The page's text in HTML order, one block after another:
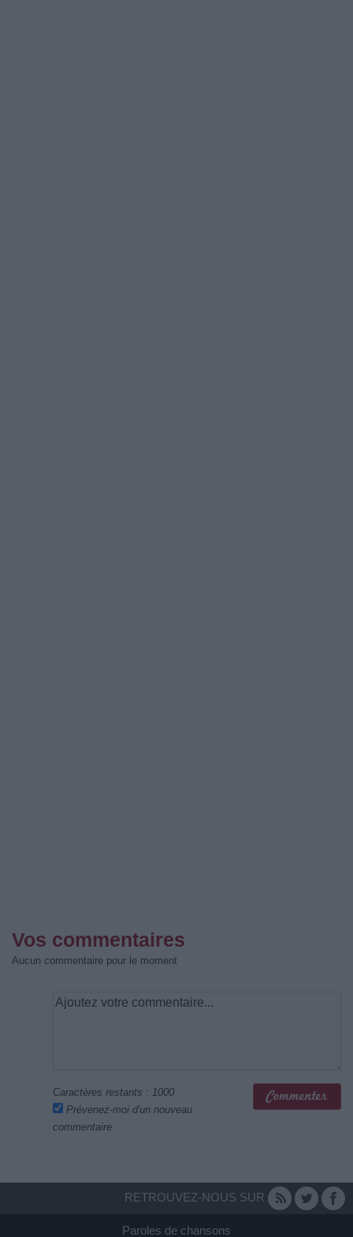
Vos commentaires
Aucun commentaire pour le moment
Caractères restants : 1000
Prévenez-moi d'un nouveau
commentaire
RETROUVEZ-NOUS SUR
Paroles de chansons